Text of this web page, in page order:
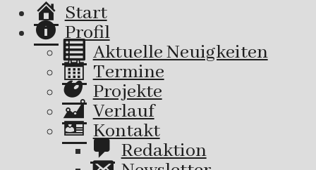
Start
Profil
Aktuelle Neuigkeiten
Termine
Projekte
Verlauf
Kontakt
Redaktion